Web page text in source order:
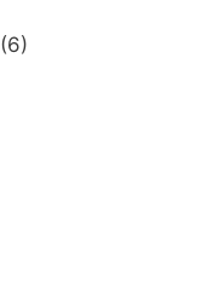
(6)